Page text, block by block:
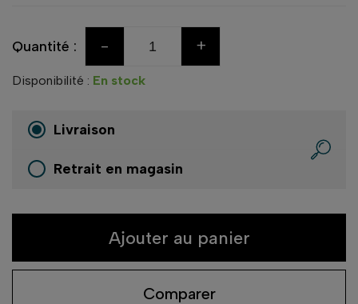
Quantité : - +
Disponibilité : En stock
Livraison
Retrait en magasin
Ajouter au panier
Comparer